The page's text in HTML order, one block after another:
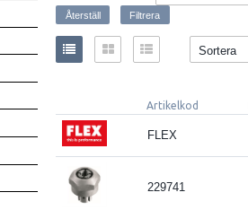
Sortera
Artikelkod
FLEX
229741